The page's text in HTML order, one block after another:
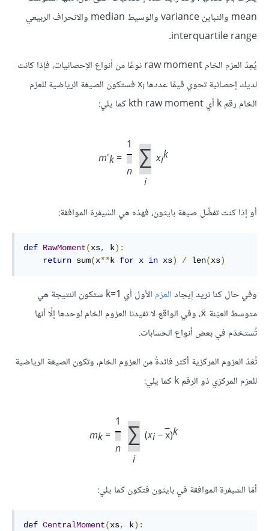
mean والتباين variance والوسيط median والانحراف الربيعي
interquartile range.
يُعِدّ العزم الخام raw moment نوعًا من أنواع الإحصائيات، فإذا كانت
لديك إحصائية تحوي قيمًا عددها x i
‎ فستكون الصيغة الرياضية للعزم
الخام رقم k أي kth raw moment كما يلي:
m′k=
1
n ∑
i
xik
أو إذا كنت تفضِّل صيغة بايثون، فهذه هي الشيفرة الموافقة:
def RawMoment(xs, k):
return sum(x**k for x in xs) / len(xs)
وفي حال كنا نريد إيجادالعزم
الأول أي k=1 ستكون النتيجة هي
متوسط العيّنة x̄، وفي الواقع لا تفيدنا العزوم الخام لوحدها إلّا أنها
تُستخدَم في بعض أنواع الحسابات.
تُعَدّ العزوم المركزية أكثر فائدةً من العزوم الخام، وتكون الصيغة الرياضية
للعزم المركزي ذو الرقم k كما يلي:
mk=
1
n ∑
i
(xi−x)k
أمّا الشيفرة الموافقة في بايثون فتكون كما يلي:
def CentralMoment(xs, k):